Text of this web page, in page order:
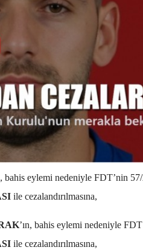
bahis eylemi nedeniyle FDT’nin
ile cezalandırılmasına,
’ın, bahis eylemi nedeniyle
ile cezalandırılmasına,